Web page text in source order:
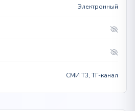
Электронный
СМИ T3, ТГ-канал